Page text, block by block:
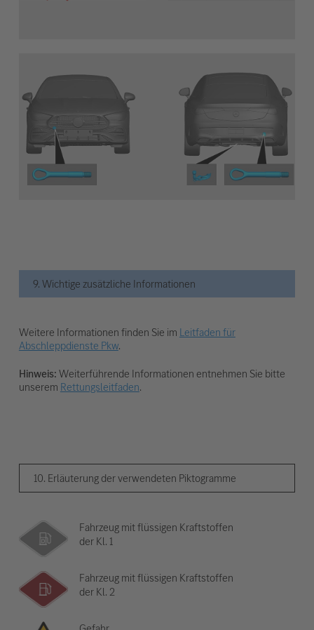
9. Wichtige zusätzliche Informationen
Weitere Informationen finden Sie im Leitfaden für
Abschleppdienste Pkw.
Hinweis:Weiterführende Informationen entnehmen Sie bitte
unserem Rettungsleitfaden.
10. Erläuterung der verwendeten Piktogramme
Fahrzeug mit flüssigen Kraftstoffen
der Kl. 1
Fahrzeug mit flüssigen Kraftstoffen
der Kl. 2